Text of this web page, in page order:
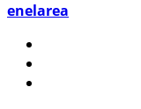
enelarea